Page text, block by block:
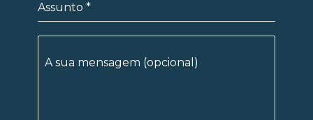
Assunto *
A sua mensagem (opcional)